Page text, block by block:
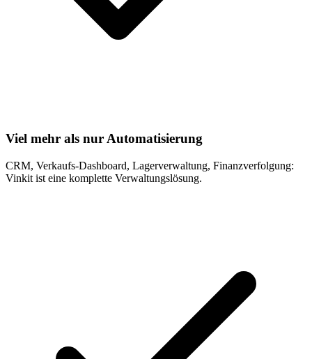
Viel mehr als nur Automatisierung
CRM, Verkaufs-Dashboard, Lagerverwaltung, Finanzverfolgung:
Vinkit ist eine komplette Verwaltungslösung.